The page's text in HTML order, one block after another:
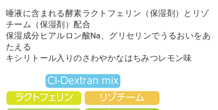
唾液に含まれる酵素ラクトフェリン（保湿剤）とリゾ
チーム（保湿剤）配合
保湿成分ヒアルロン酸Na、グリセリンでうるおいをあ
たえる
キシリトール入りのさわやかなはちみつレモン味